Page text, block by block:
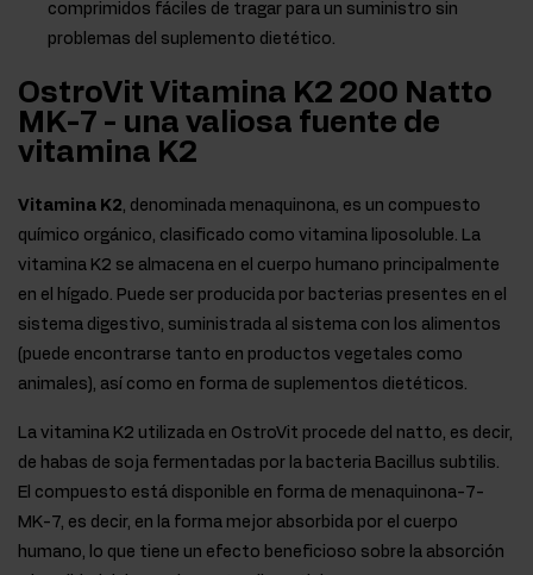
comprimidos fáciles de tragar para un suministro sin
problemas del suplemento dietético.
OstroVit Vitamina K2 200 Natto
MK-7 - una valiosa fuente de
vitamina K2
Vitamina K2, denominada menaquinona, es un compuesto
químico orgánico, clasificado como vitamina liposoluble. La
vitamina K2 se almacena en el cuerpo humano principalmente
en el hígado. Puede ser producida por bacterias presentes en el
sistema digestivo, suministrada al sistema con los alimentos
(puede encontrarse tanto en productos vegetales como
animales), así como en forma de suplementos dietéticos.
La vitamina K2 utilizada en OstroVit procede del natto, es decir,
de habas de soja fermentadas por la bacteria Bacillus subtilis.
El compuesto está disponible en forma de menaquinona-7-
MK-7, es decir, en la forma mejor absorbida por el cuerpo
humano, lo que tiene un efecto beneficioso sobre la absorción